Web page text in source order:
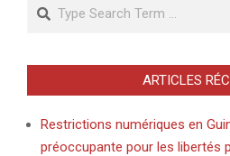
ARTICLES
Restrictions numériques en
préoccupante pour les libertés